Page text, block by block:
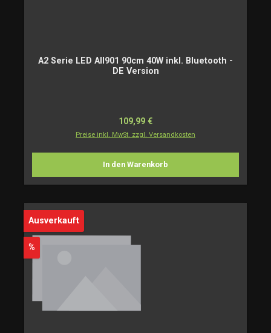
A2 Serie LED AII901 90cm 40W inkl. Bluetooth -
DE Version
Regulärer Preis:
109,99 €
Preise inkl. MwSt. zzgl. Versandkosten
In den Warenkorb
Ausverkauft
%